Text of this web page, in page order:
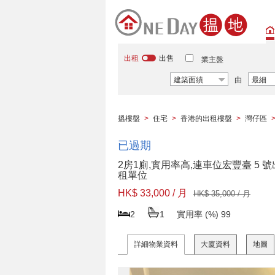
出租 出售 業主盤
建築面績 由 最細
搵樓盤 > 住宅 > 香港的出租樓盤 > 灣仔區 >
已過期
2房1廁,實用率高,連車位宏豐臺 5 號
租單位
HK$ 33,000 / 月
HK$ 35,000 / 月
2 1 實用率 (%) 99
詳細物業資料 大廈資料 地圖